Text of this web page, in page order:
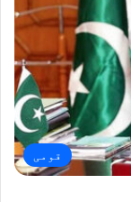
قومی